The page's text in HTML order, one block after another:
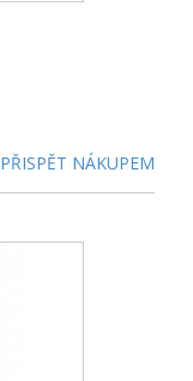
PŘISPĚT NÁKUPEM